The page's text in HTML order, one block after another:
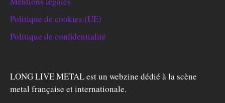
Politique de cookies (UE)
Politique de confidentialité
LONG LIVE METAL est un webzine dédié à la scène
metal française et internationale.